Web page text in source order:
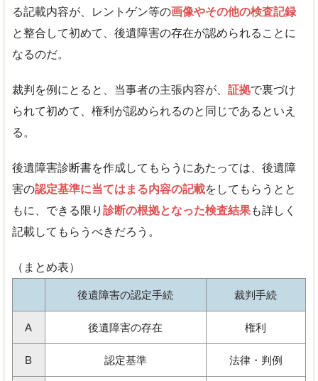
る記載内容が、レントゲン等の画像やその他の検査記録
と整合して初めて、後遺障害の存在が認められることに
なるのだ。
裁判を例にとると、当事者の主張内容が、 証拠で裏づけ
られて初めて、権利が認められるのと同じであるといえ
る。
後遺障害診断書を作成してもらうにあたっては、後遺障
害の認定基準に当てはまる内容の記載をしてもらうとと
もに、できる限り 診断の根拠となった検査結果も詳しく
記載してもらうべきだろう。
（まとめ表）
後遺障害の認定手続 裁判手続
A 後遺障害の存在 権利
B 認定基準 法律・判例